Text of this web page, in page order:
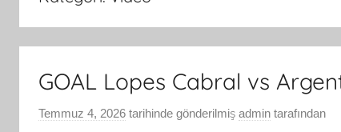
GOAL Lopes Cabral vs
Temmuz 4, 2026 tarihinde gönderilmiş admin tarafından